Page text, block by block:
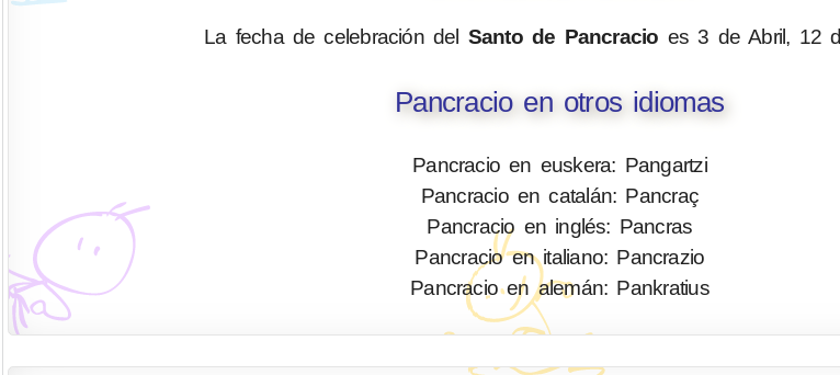
La fecha de celebración del Santo de Pancracio es 3 de Abril, 12
Pancracio en otros idiomas
Pancracio en euskera: Pangartzi
Pancracio en catalán: Pancraç
Pancracio en inglés: Pancras
Pancracio en italiano: Pancrazio
Pancracio en alemán: Pankratius